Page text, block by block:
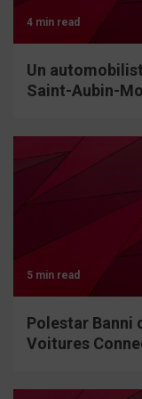
4 min read
Un
Saint-Aubin-
5 min read
Polestar Banni
Voitures